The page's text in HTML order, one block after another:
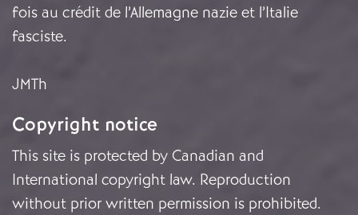
fois au crédit de l’Allemagne nazie et l’Italie
fasciste.
JMTh
Copyright notice
This site is protected by Canadian and
International copyright law. Reproduction
without prior written permission is prohibited.